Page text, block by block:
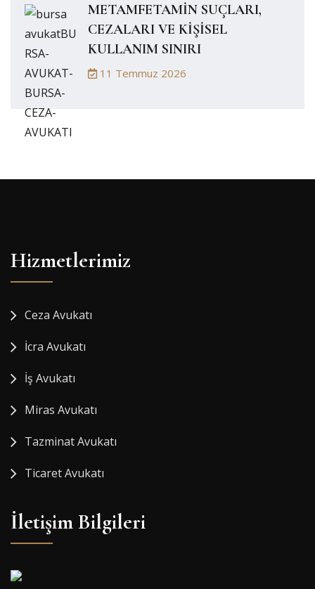
METAMFETAMİN SUÇLARI,
CEZALARI VE KİŞİSEL
KULLANIM SINIRI
11 Temmuz 2026
Hizmetlerimiz
Ceza Avukatı
İcra Avukatı
İş Avukatı
Miras Avukatı
Tazminat Avukatı
Ticaret Avukatı
İletişim Bilgileri